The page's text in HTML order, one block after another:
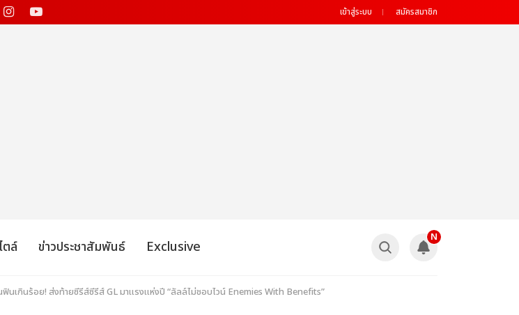
เข้าสู่ระบบ สมัครสมาชิก
ตล์ ข่าวประชาสัมพันธ์ Exclusive
N
ฟินเกินร้อย! ส่งท้ายซีรีส์ซีรีส์ GL มาแรงแห่งปี “ลัลล์ไม่ชอบไวน์ Enemies With Benefits”